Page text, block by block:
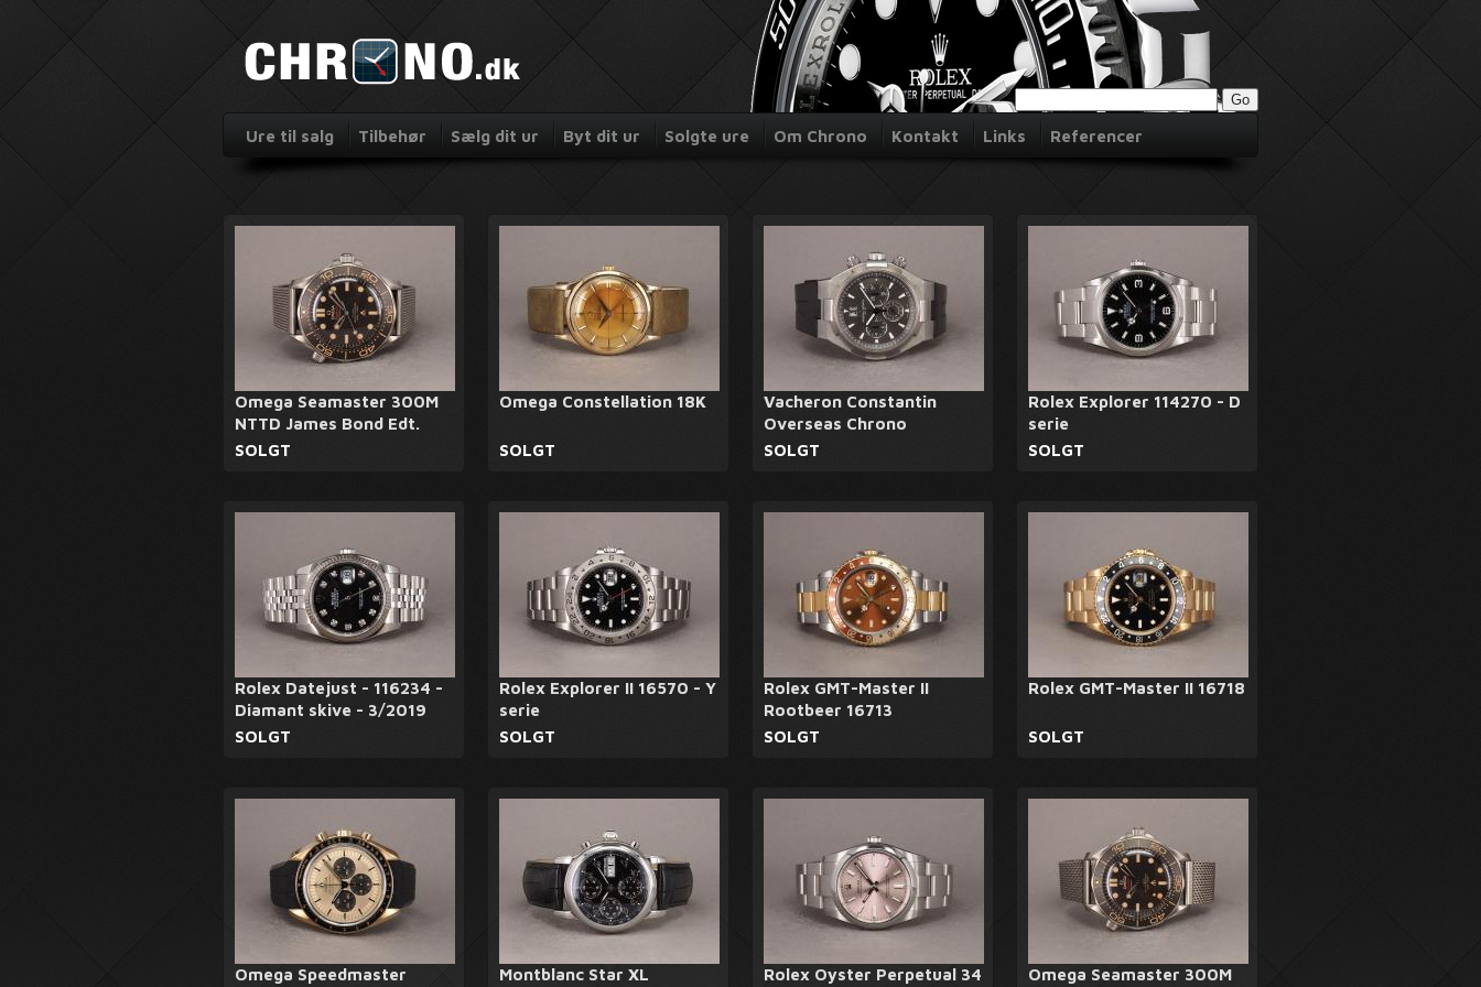
Ure til salg Tilbehør Sælg dit ur Byt dit ur Solgte ure Om Chrono Kontakt Links Referencer
Omega Seamaster 300M
NTTD James Bond Edt.
SOLGT
Omega Constellation 18K
SOLGT
Vacheron Constantin
Overseas Chrono
SOLGT
Rolex Explorer 114270 - D
serie
SOLGT
Rolex Datejust - 116234 -
Diamant skive - 3/2019
SOLGT
Rolex Explorer II 16570 - Y
serie
SOLGT
Rolex GMT-Master II
Rootbeer 16713
SOLGT
Rolex GMT-Master II 16718
SOLGT
Omega Speedmaster Montblanc Star XL Rolex Oyster Perpetual 34 Omega Seamaster 300M